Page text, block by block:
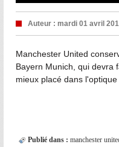
Auteur : mardi 01 avril
Manchester United
Bayern Munich, qui devra
mieux placé dans l'optique
Publié dans : manchester